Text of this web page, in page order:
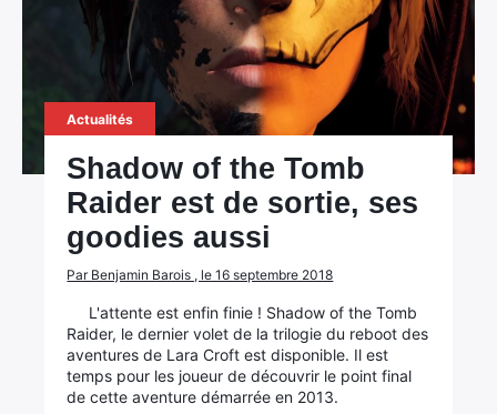
Actualités
Shadow of the Tomb
Raider est de sortie, ses
goodies aussi
Par Benjamin Barois , le 16 septembre 2018
L'attente est enfin finie ! Shadow of the Tomb
Raider, le dernier volet de la trilogie du reboot des
aventures de Lara Croft est disponible. Il est
temps pour les joueur de découvrir le point final
de cette aventure démarrée en 2013.